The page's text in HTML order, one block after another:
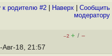
к родителю #2 Наверх
Cообщить
модератору
–2 + / –
Авг-18, 21:57